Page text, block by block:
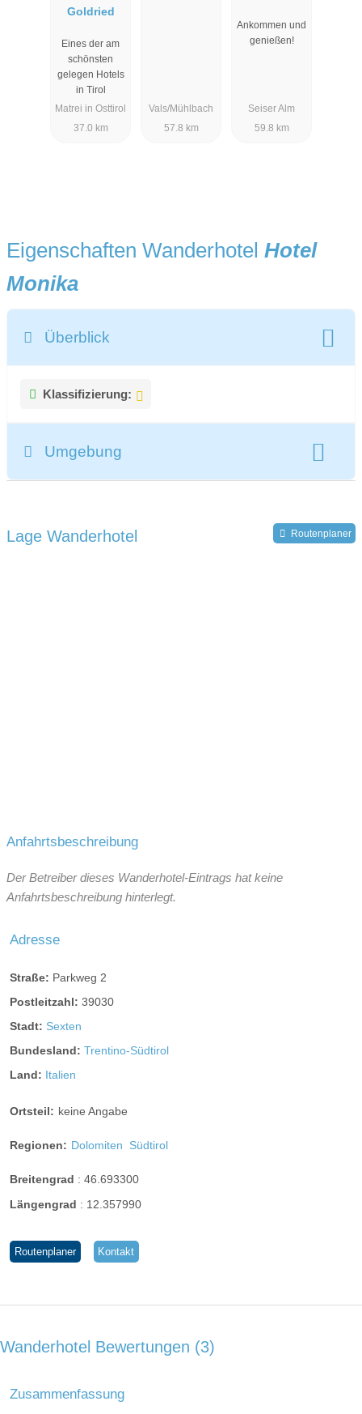
Goldried
Eines der am
schönsten
gelegen Hotels
in Tirol
Matrei in Osttirol
37.0 km
Vals/Mühlbach
57.8 km
Ankommen und
genießen!
Seiser Alm
59.8 km
Eigenschaften Wanderhotel Hotel
Monika
Überblick
Klassifizierung:
Umgebung
Lage Wanderhotel Routenplaner
Anfahrtsbeschreibung
Der Betreiber dieses Wanderhotel-Eintrags hat keine
Anfahrtsbeschreibung hinterlegt.
Adresse
Straße: Parkweg 2
Postleitzahl: 39030
Stadt: Sexten
Bundesland: Trentino-Südtirol
Land: Italien
Ortsteil: keine Angabe
Regionen: Dolomiten Südtirol
Breitengrad : 46.693300
Längengrad : 12.357990
Routenplaner Kontakt
Wanderhotel Bewertungen 3
Zusammenfassung